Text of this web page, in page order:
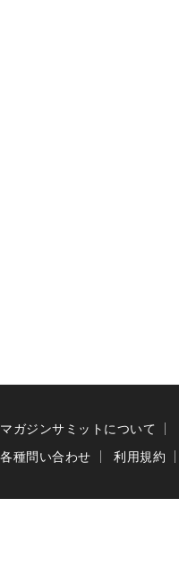
マガジンサミットについて
各種問い合わせ
利用規約